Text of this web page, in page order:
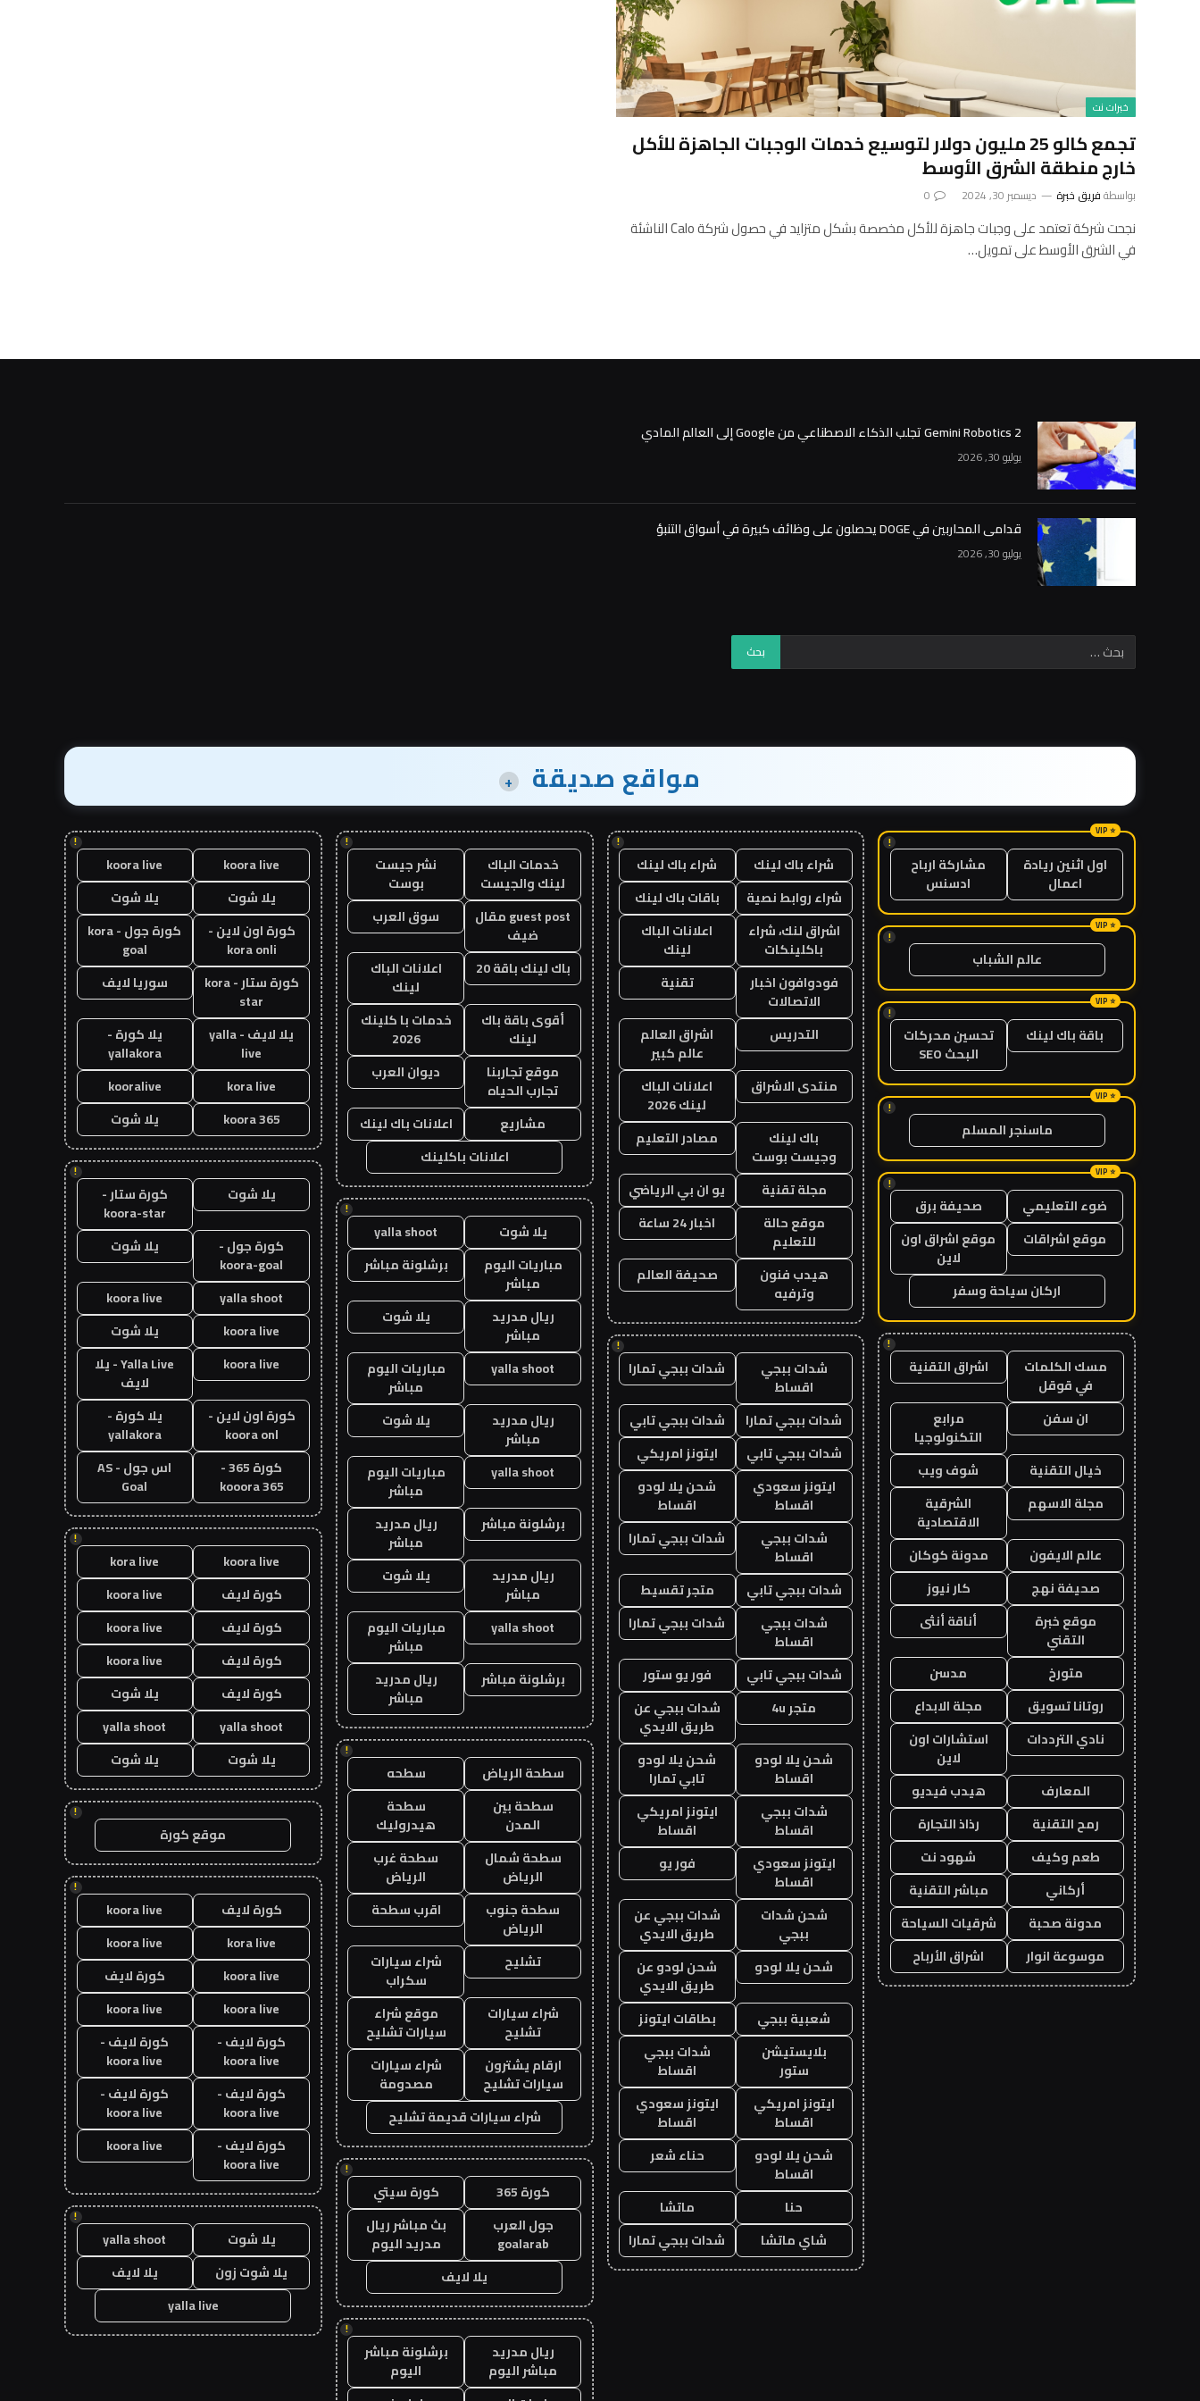
خبرات نت
تجمع كالو 25 مليون دولار لتوسيع خدمات الوجبات الجاهزة للأكل
خارج منطقة الشرق الأوسط
بواسطةفريق خبرة ديسمبر 30, 2024 0
نجحت شركة تعتمد على وجبات جاهزة للأكل مخصصة بشكل متزايد في حصول شركة Calo الناشئة
في الشرق الأوسط على تمويل…
Gemini Robotics 2 تجلب الذكاء الاصطناعي من Google إلى العالم المادي
يوليو 30, 2026
قدامى المحاربين في DOGE يحصلون على وظائف كبيرة في أسواق التنبؤ
يوليو 30, 2026
مواقع صديقة +
!
اول اثنين ريادة
اعمال
مشاركة ارباح
ادسنس
!
عالم الشباب
!
باقة باك لينك
تحسين محركات
البحث SEO
!
ماسنجر المسلم
!
ضوء التعليمي
صحيفة برق
موقع اشراقات
موقع اشراق اون
لاين
اركان سياحة وسفر
!
مسك الكلمات
في قوقل
اشراق التقنية
ان سفن
مرابع
التكنولوجيا
خيال التقنية
شوف ويب
مجلة الاسهم
الشرقية
الاقتصادية
عالم الايفون
مدونة كوكان
صحيفة نهج
كار نيوز
موقع خبرة
التقني
أناقة أنثى
متورخ
مدسن
روتانا تسويق
مجلة الابداع
نادي الترددات
استشارات اون
لاين
المعارف
هيدب فيديو
رمح التقنية
رذاذ التجارة
طعم وكيف
شهود نت
أركاني
مباشر التقنية
مدونة صحبة
شرقيات السياحة
موسوعة انوار
اشراق الأرباح
!
شراء باك لينك
شراء باك لينك
شراء روابط نصية
باقات باك لينك
اشراق لنك، شراء
باكلينكات
اعلانات الباك
لينك
فودوافون اخبار
الاتصالات
تقنية
التدريس
اشراق العالم
عالم كبير
منتدى الاشراق
اعلانات الباك
لينك 2026
باك لينك
وجيست بوست
مصادر التعليم
مجلة تقنية
يو ان بي الرياضي
موقع حالة
للتعليم
اخبار 24 ساعة
هيدب فنون
وترفيه
صحيفة العالم
!
شدات ببجي
اقساط
شدات ببجي تمارا
شدات ببجي تمارا
شدات ببجي تابي
شدات ببجي تابي
ايتونز امريكي
ايتونز سعودي
اقساط
شحن يلا لودو
اقساط
شدات ببجي
اقساط
شدات ببجي تمارا
شدات ببجي تابي
متجر تقسيط
شدات ببجي
اقساط
شدات ببجي تمارا
شدات ببجي تابي
فور يو ستور
متجر 4u
شدات ببجي عن
طريق الايدي
شحن يلا لودو
اقساط
شحن يلا لودو
تابي تمارا
شدات ببجي
اقساط
ايتونز امريكي
اقساط
ايتونز سعودي
اقساط
فور يو
شحن شدات
ببجي
شدات ببجي عن
طريق الايدي
شحن يلا لودو
شحن لودو عن
طريق الايدي
شعبية ببجي
بطاقات ايتونز
بلايستيشن
ستور
شدات ببجي
اقساط
ايتونز امريكي
اقساط
ايتونز سعودي
اقساط
شحن يلا لودو
اقساط
حناء شعر
حنا
ماتشا
شاي ماتشا
شدات ببجي تمارا
!
خدمات الباك
لينك والجيست
نشر جيست
بوست
guest post مقال
ضيف
سوق العرب
باك لينك باقة 20
اعلانات الباك
لينك
أقوى باقة باك
لينك
خدمات با كلينك
2026
موقع تجاربنا
تجارب الحياه
ديوان العرب
مشاريع
اعلانات باك لينك
اعلانات باكلينك
!
يلا شوت
yalla shoot
مباريات اليوم
مباشر
برشلونة مباشر
ريال مدريد
مباشر
يلا شوت
yalla shoot
مباريات اليوم
مباشر
ريال مدريد
مباشر
يلا شوت
yalla shoot
مباريات اليوم
مباشر
برشلونة مباشر
ريال مدريد
مباشر
ريال مدريد
مباشر
يلا شوت
yalla shoot
مباريات اليوم
مباشر
برشلونة مباشر
ريال مدريد
مباشر
!
سطحة الرياض
سطحه
سطحة بين
المدن
سطحة
هيدروليك
سطحة شمال
الرياض
سطحة غرب
الرياض
سطحة جنوب
الرياض
اقرب سطحة
تشليح
شراء سيارات
سكراب
شراء سيارات
تشليح
موقع شراء
سيارات تشليح
ارقام يشترون
سيارات تشليح
شراء سيارات
مصدومة
شراء سيارات قديمة تشليح
!
كورة 365
كورة سيتي
جول العرب
goalarab
بث مباشر ريال
مدريد اليوم
يلا لايف
!
ريال مدريد
مباشر اليوم
برشلونة مباشر
اليوم
!
koora live
koora live
يلا شوت
يلا شوت
كورة اون لاين -
kora onli
كورة جول - kora
goal
كورة ستار - kora
star
سوريا لايف
يلا لايف - yalla
live
يلا كورة -
yallakora
kora live
kooralive
koora 365
يلا شوت
!
يلا شوت
كورة ستار -
koora-star
كورة جول -
koora-goal
يلا شوت
yalla shoot
koora live
koora live
يلا شوت
koora live
Yalla Live - يلا
لايف
كورة اون لاين -
koora onl
يلا كورة -
yallakora
كورة 365 -
kooora 365
اس جول - AS
Goal
!
koora live
kora live
كورة لايف
koora live
كورة لايف
koora live
كورة لايف
koora live
كورة لايف
يلا شوت
yalla shoot
yalla shoot
يلا شوت
يلا شوت
!
موقع كورة
!
كورة لايف
koora live
kora live
koora live
koora live
كورة لايف
koora live
koora live
كورة لايف -
koora live
كورة لايف -
koora live
كورة لايف -
koora live
كورة لايف -
koora live
كورة لايف -
koora live
koora live
!
يلا شوت
yalla shoot
يلا شوت زون
يلا لايف
yalla live